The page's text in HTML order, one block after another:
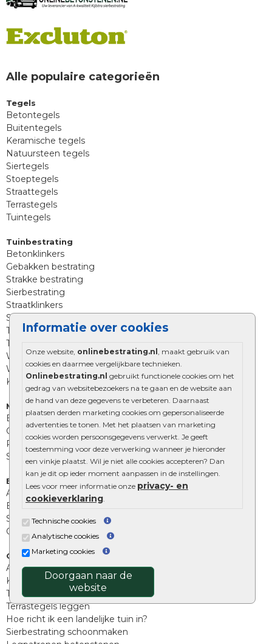
Informatie over cookies
Onze website, onlinebestrating.nl , maakt gebruik van
cookies en daarmee vergelijkbare technieken.
Onlinebestrating.nl gebruikt functionele cookies om het
gedrag van websitebezoekers na te gaan en de website aan
de hand van deze gegevens te verbeteren. Daarnaast
plaatsen derden marketing cookies om gepersonaliseerde
advertenties te tonen. Met het plaatsen van marketing
cookies worden persoonsgegevens verwerkt. Je geeft
toestemming voor deze verwerking wanneer je hieronder
een vinkje plaatst. Wil je niet alle cookies accepteren? Dan
kan je dit op ieder moment aanpassen in de instellingen.
Lees voor meer informatie onze privacy- en
cookieverklaring.
Technische cookies
Analytische cookies
Marketing cookies
Doorgaan naar de
website
Alle populaire categorieën
Tegels
Betontegels
Buitentegels
Keramische tegels
Natuursteen tegels
Siertegels
Stoeptegels
Straattegels
Terrastegels
Tuintegels
Tuinbestrating
Betonklinkers
Gebakken bestrating
Strakke bestrating
Sierbestrating
Straatklinkers
Straatstenen
Trommelstenen
Tuinstenen
Waalformaat
Wildverband bestrating
Kingstones
Muurelementen
Betonbielzen
Opsluitbanden
Palissades
Stapelblokken
Extra benodigdheden
Afwatering en diversen
Beplantings en betonelementen
Split, grind en zand
Oprit tegels
Overig
Aanbiedingen
Kunstgras
Tuintegels outlet
Terrastegels leggen
Hoe richt ik een landelijke tuin in?
Sierbestrating schoonmaken